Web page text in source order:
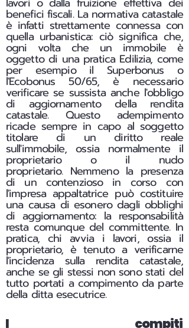
benefici fiscali. La normativa catastale
è infatti strettamente connessa con
quella urbanistica: ciò significa che,
ogni volta che un immobile è
oggetto di una pratica Edilizia, come
per esempio il Superbonus o
l'Ecobonus 50/65, è necessario
verificare se sussista anche l'obbligo
di aggiornamento della rendita
catastale. Questo adempimento
ricade sempre in capo al soggetto
titolare di un diritto reale
sull'immobile, ossia normalmente il
proprietario o il nudo
proprietario. Nemmeno la presenza
di un contenzioso in corso con
l'impresa appaltatrice può costituire
una causa di esonero dagli obblighi
di aggiornamento: la responsabilità
resta comunque del committente. In
pratica, chi avvia i lavori, ossia il
proprietario, è tenuto a verificarne
l'incidenza sulla rendita catastale,
anche se gli stessi non sono stati del
tutto portati a compimento da parte
della ditta esecutrice.
I compiti